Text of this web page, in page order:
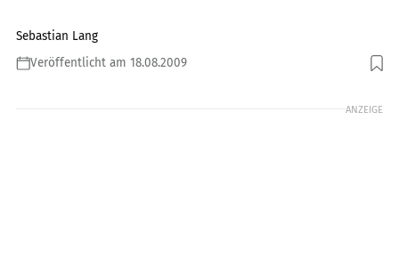
Sebastian Lang
Veröffentlicht am 18.08.2009
Foto: fact
ANZEIGE